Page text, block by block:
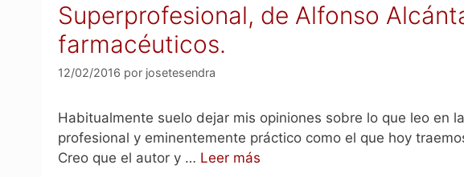
Superprofesional, de Alfonso
farmacéuticos.
12/02/2016 por josetesendra
Habitualmente suelo dejar mis opiniones sobre lo que leo en
profesional y eminentemente práctico como el que hoy
Creo que el autor y … Leer más